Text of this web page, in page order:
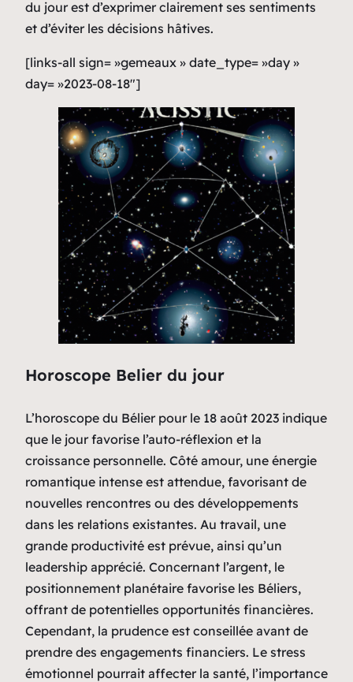
du jour est d’exprimer clairement ses sentiments
et d’éviter les décisions hâtives.
[links-all sign= »gemeaux » date_type= »day »
day= »2023-08-18″]
Horoscope Belier du jour
L’horoscope du Bélier pour le 18 août 2023 indique
que le jour favorise l’auto-réflexion et la
croissance personnelle. Côté amour, une énergie
romantique intense est attendue, favorisant de
nouvelles rencontres ou des développements
dans les relations existantes. Au travail, une
grande productivité est prévue, ainsi qu’un
leadership apprécié. Concernant l’argent, le
positionnement planétaire favorise les Béliers,
offrant de potentielles opportunités financières.
Cependant, la prudence est conseillée avant de
prendre des engagements financiers. Le stress
émotionnel pourrait affecter la santé, l’importance